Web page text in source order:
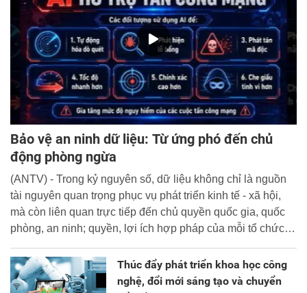
Bảo vệ an ninh dữ liệu: Từ ứng phó đến chủ
động phòng ngừa
(ANTV) - Trong kỷ nguyên số, dữ liệu không chỉ là nguồn
tài nguyên quan trọng phục vụ phát triển kinh tế - xã hội,
mà còn liên quan trực tiếp đến chủ quyền quốc gia, quốc
phòng, an ninh; quyền, lợi ích hợp pháp của mỗi tổ chức,
Thúc đẩy phát triển khoa học công
nghệ, đổi mới sáng tạo và chuyển